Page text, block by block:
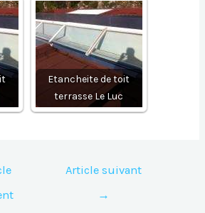
Etancheite de toit
terrasse Le Luc
Article suivant
→